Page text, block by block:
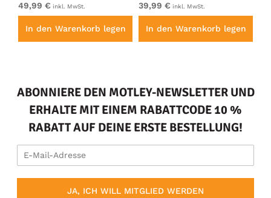
49,99 € inkl. MwSt.
In den Warenkorb legen
39,99 € inkl. MwSt.
In den Warenkorb legen
ABONNIERE DEN MOTLEY-NEWSLETTER UND
ERHALTE MIT EINEM RABATTCODE 10 %
RABATT AUF DEINE ERSTE BESTELLUNG!
JA, ICH WILL MITGLIED WERDEN